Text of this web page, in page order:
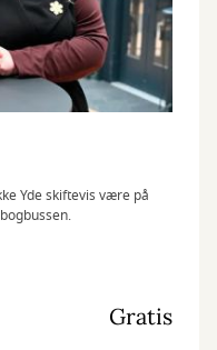
Yde skiftevis være på
Gratis